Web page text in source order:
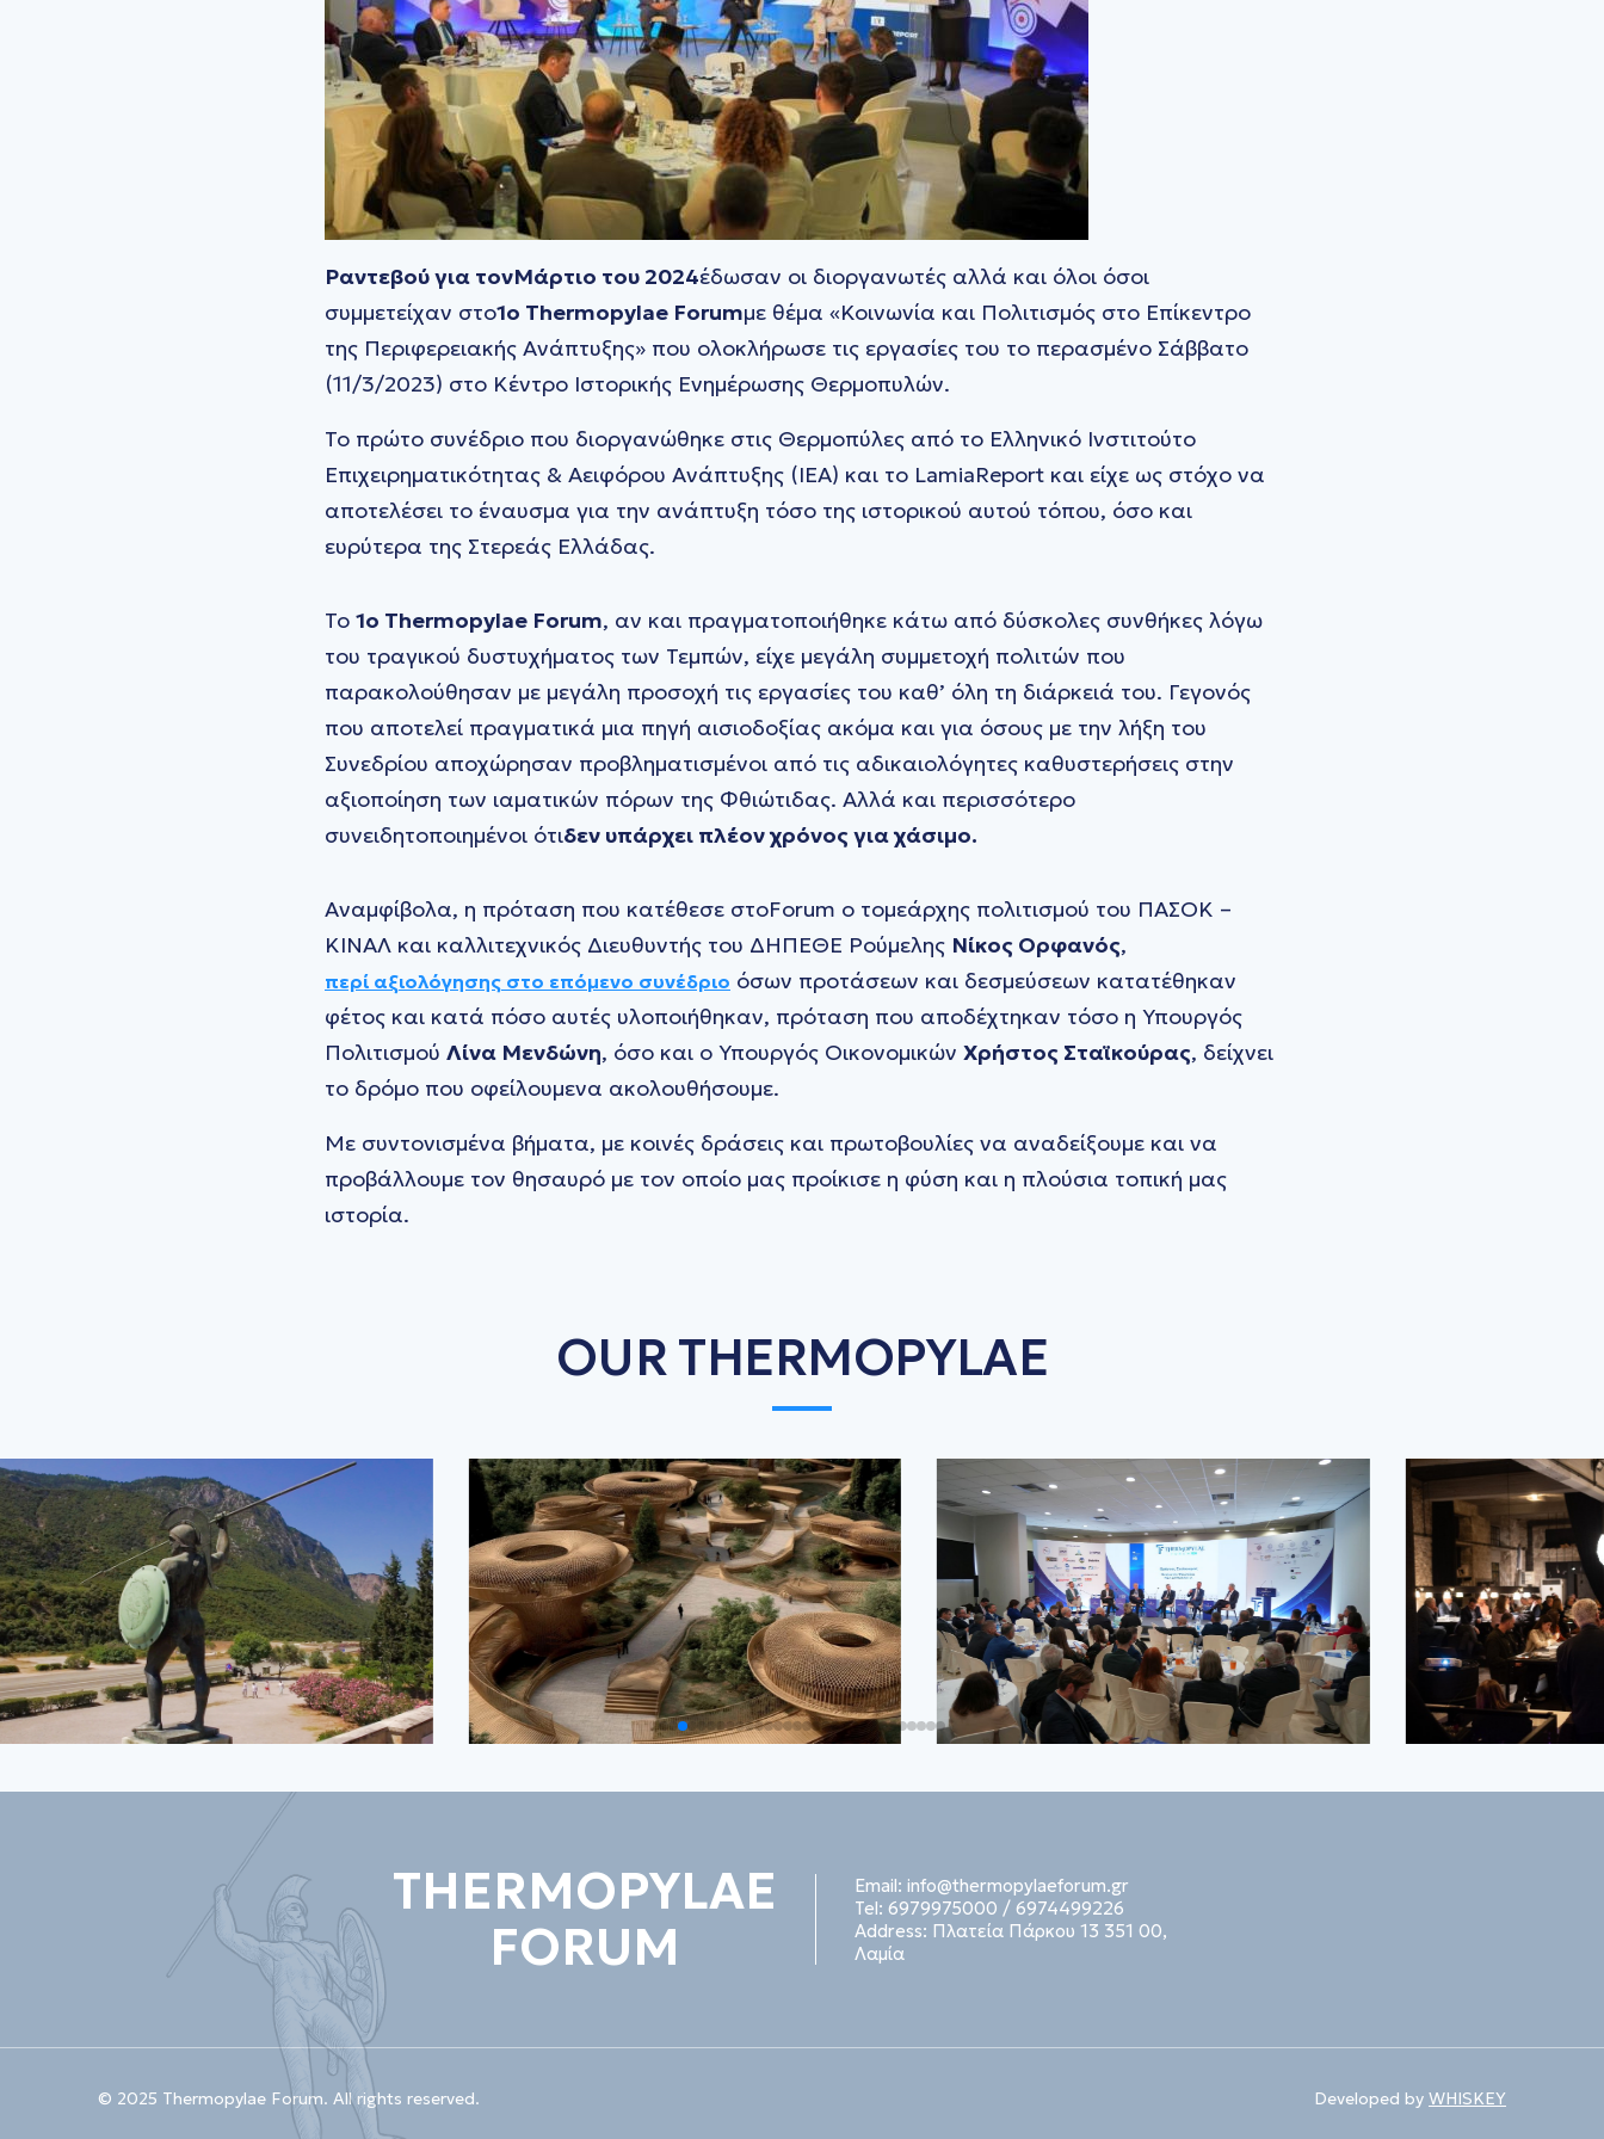
Ραντεβού για τονΜάρτιο του 2024έδωσαν οι διοργανωτές αλλά και όλοι όσοι
συμμετείχαν στο1o Thermopylae Forumμε θέμα «Κοινωνία και Πολιτισμός στο Επίκεντρο
της Περιφερειακής Ανάπτυξης» που ολοκλήρωσε τις εργασίες του το περασμένο Σάββατο
(11/3/2023) στο Κέντρο Ιστορικής Ενημέρωσης Θερμοπυλών.
Το πρώτο συνέδριο που διοργανώθηκε στις Θερμοπύλες από το Ελληνικό Ινστιτούτο
Επιχειρηματικότητας & Αειφόρου Ανάπτυξης (ΙΕΑ) και το LamiaReport και είχε ως στόχο να
αποτελέσει το έναυσμα για την ανάπτυξη τόσο της ιστορικού αυτού τόπου, όσο και
ευρύτερα της Στερεάς Ελλάδας.
Το 1o Thermopylae Forum, αν και πραγματοποιήθηκε κάτω από δύσκολες συνθήκες λόγω
του τραγικού δυστυχήματος των Τεμπών, είχε μεγάλη συμμετοχή πολιτών που
παρακολούθησαν με μεγάλη προσοχή τις εργασίες του καθ’ όλη τη διάρκειά του. Γεγονός
που αποτελεί πραγματικά μια πηγή αισιοδοξίας ακόμα και για όσους με την λήξη του
Συνεδρίου αποχώρησαν προβληματισμένοι από τις αδικαιολόγητες καθυστερήσεις στην
αξιοποίηση των ιαματικών πόρων της Φθιώτιδας. Αλλά και περισσότερο
συνειδητοποιημένοι ότιδεν υπάρχει πλέον χρόνος για χάσιμο.
Αναμφίβολα, η πρόταση που κατέθεσε στοForum ο τομεάρχης πολιτισμού του ΠΑΣΟΚ –
ΚΙΝΑΛ και καλλιτεχνικός Διευθυντής του ΔΗΠΕΘΕ Ρούμελης Νίκος Ορφανός,
περί αξιολόγησης στο επόμενο συνέδριο όσων προτάσεων και δεσμεύσεων κατατέθηκαν
φέτος και κατά πόσο αυτές υλοποιήθηκαν, πρόταση που αποδέχτηκαν τόσο η Υπουργός
Πολιτισμού Λίνα Μενδώνη, όσο και ο Υπουργός Οικονομικών Χρήστος Σταϊκούρας, δείχνει
το δρόμο που οφείλουμενα ακολουθήσουμε.
Με συντονισμένα βήματα, με κοινές δράσεις και πρωτοβουλίες να αναδείξουμε και να
προβάλλουμε τον θησαυρό με τον οποίο μας προίκισε η φύση και η πλούσια τοπική μας
ιστορία.
OUR THERMOPYLAE
THERMOPYLAE
FORUM
Email: info@thermopylaeforum.gr
Tel: 6979975000 / 6974499226
Address: Πλατεία Πάρκου 13 351 00,
Λαμία
© 2025 Thermopylae Forum. All rights reserved. Developed by WHISKEY